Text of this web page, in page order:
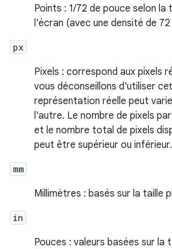
Points : 1/72 de pouce selon la
l'écran (avec une densité de 72
px
Pixels : correspond aux pixels
vous déconseillons d'utiliser
représentation réelle peut
l'autre. Le nombre de pixels
et le nombre total de pixels
peut être supérieur ou inférieur.
mm
Millimètres : basés sur la taille
in
Pouces : valeurs basées sur la